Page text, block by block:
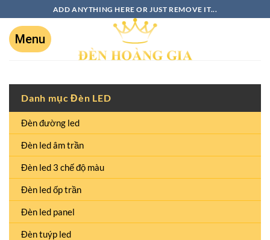
ADD ANYTHING HERE OR JUST REMOVE IT...
Danh mục Đèn LED
Đèn đường led
Đèn led âm trần
Đèn led 3 chế độ màu
Đèn led ốp trần
Đèn led panel
Đèn tuýp led